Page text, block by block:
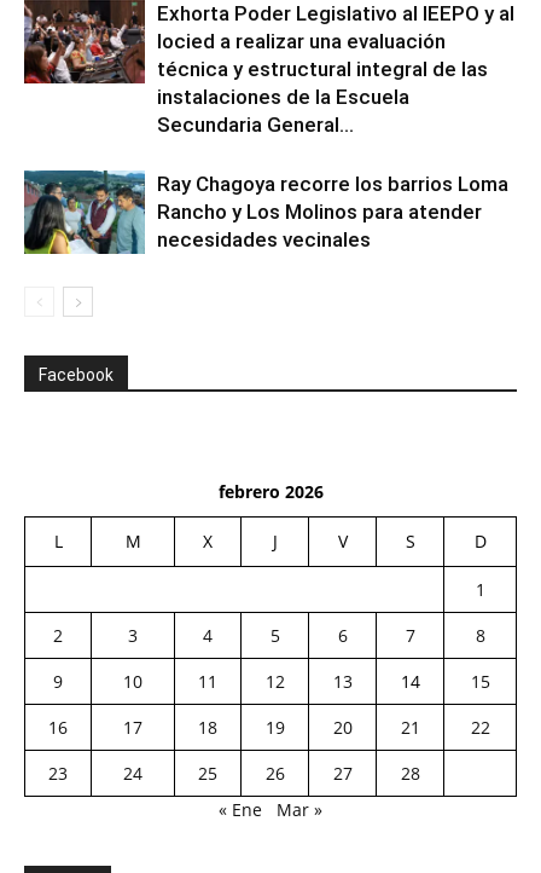
Exhorta Poder Legislativo al IEEPO y al
Iocied a realizar una evaluación
técnica y estructural integral de las
instalaciones de la Escuela
Secundaria General...
Ray Chagoya recorre los barrios Loma
Rancho y Los Molinos para atender
necesidades vecinales
Facebook
febrero 2026
L M X J V S D
1
2
3 4 5 6 7
8
9
10 11 12 13 14
15
16
17 18 19 20 21
22
23
24 25 26 27
28
« Ene
Mar »